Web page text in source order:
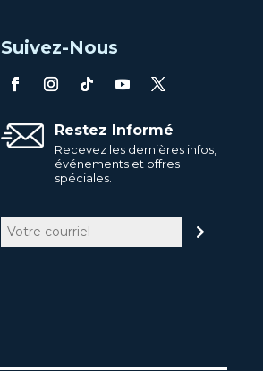
Suivez-Nous
Restez Informé
Recevez les dernières infos,
événements et offres
spéciales.
Courriel
(Nécessaire)